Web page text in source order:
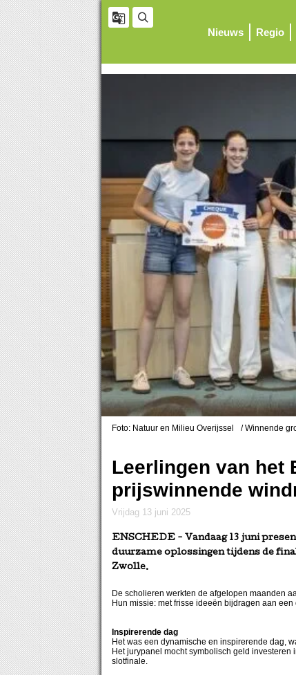
Nieuws Regio
Foto: Natuur en Milieu Overijssel / Winnende
Leerlingen van het
prijswinnende
vrijdag 13 juni 2025
ENSCHEDE - Vandaag 13 juni
duurzame oplossingen tijdens de
Zwolle.
De scholieren werkten de afgelopen maanden
Hun missie: met frisse ideeën bijdragen aan
Inspirerende dag
Het was een dynamische en inspirerende dag,
Het jurypanel mocht symbolisch geld
slotfinale.